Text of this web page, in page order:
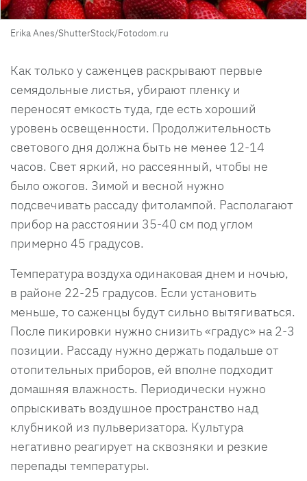
Erika Anes/ShutterStock/Fotodom.ru
Как только у саженцев раскрывают первые
семядольные листья, убирают пленку и
переносят емкость туда, где есть хороший
уровень освещенности. Продолжительность
светового дня должна быть не менее 12-14
часов. Свет яркий, но рассеянный, чтобы не
было ожогов. Зимой и весной нужно
подсвечивать рассаду фитолампой. Располагают
прибор на расстоянии 35-40 см под углом
примерно 45 градусов.
Температура воздуха одинаковая днем и ночью,
в районе 22-25 градусов. Если установить
меньше, то саженцы будут сильно вытягиваться.
После пикировки нужно снизить «градус» на 2-3
позиции. Рассаду нужно держать подальше от
отопительных приборов, ей вполне подходит
домашняя влажность. Периодически нужно
опрыскивать воздушное пространство над
клубникой из пульверизатора. Культура
негативно реагирует на сквозняки и резкие
перепады температуры.